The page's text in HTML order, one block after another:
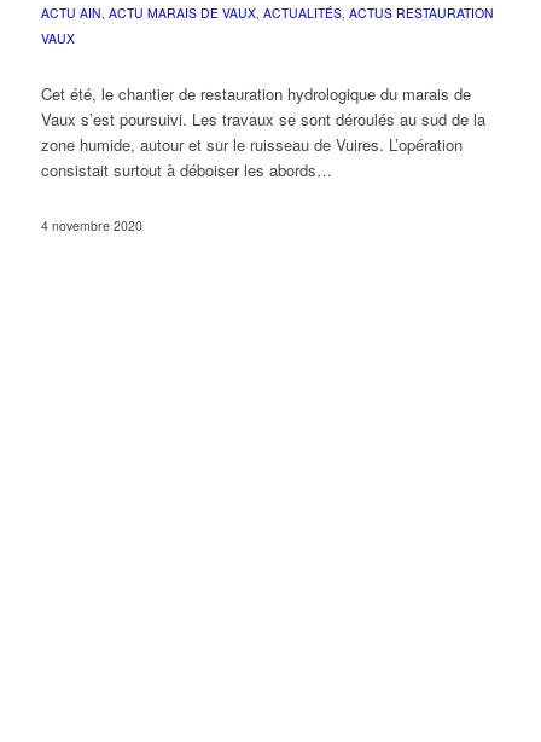
ACTU AIN ACTU MARAIS DE VAUX, ACTUALITÉS, ACTUS RESTAURATION
VAUX
Cet été, le chantier de restauration hydrologique du marais de
Vaux s’est poursuivi. Les travaux se sont déroulés au sud de la
zone humide, autour et sur le ruisseau de Vuires. L’opération
consistait surtout à déboiser les abords…
4 novembre 2020